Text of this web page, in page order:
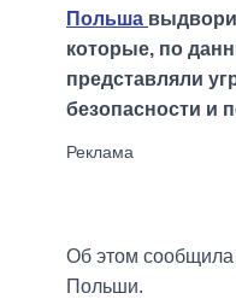
Польша
которые, по
представляли
безопасности и
Об этом сообщила
Польши.